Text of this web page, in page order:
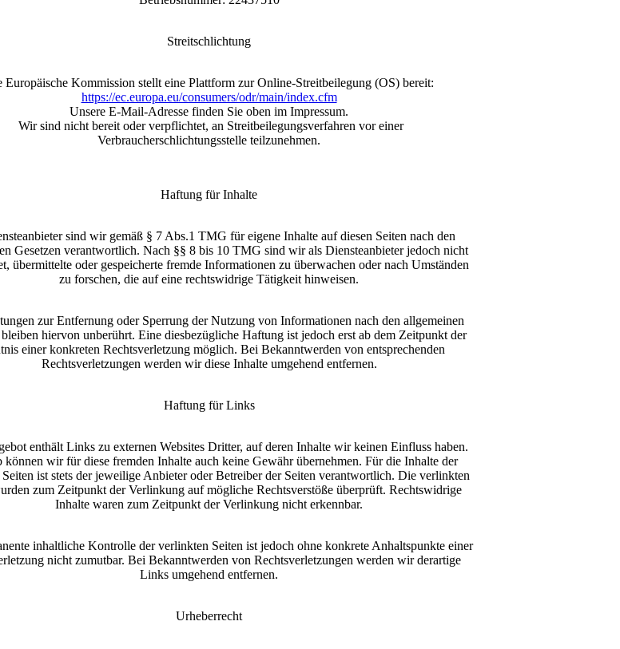
Streitschlichtung
Europäische Kommission stellt eine Plattform zur Online-Streitbeilegung (OS) bereit:
https://ec.europa.eu/consumers/odr/main/index.cfm
Unsere E-Mail-Adresse finden Sie oben im Impressum.
Wir sind nicht bereit oder verpflichtet, an Streitbeilegungsverfahren vor einer
Verbraucherschlichtungsstelle teilzunehmen.
Haftung für Inhalte
sind wir gemäß § 7 Abs.1 TMG für eigene Inhalte auf diesen Seiten nach den
Gesetzen verantwortlich. Nach §§ 8 bis 10 TMG sind wir als Diensteanbieter jedoch nicht
übermittelte oder gespeicherte fremde Informationen zu überwachen oder nach Umständen
zu forschen, die auf eine rechtswidrige Tätigkeit hinweisen.
zur Entfernung oder Sperrung der Nutzung von Informationen nach den allgemeinen
bleiben hiervon unberührt. Eine diesbezügliche Haftung ist jedoch erst ab dem Zeitpunkt der
einer konkreten Rechtsverletzung möglich. Bei Bekanntwerden von entsprechenden
Rechtsverletzungen werden wir diese Inhalte umgehend entfernen.
Haftung für Links
enthält Links zu externen Websites Dritter, auf deren Inhalte wir keinen Einfluss haben.
können wir für diese fremden Inhalte auch keine Gewähr übernehmen. Für die Inhalte der
ist stets der jeweilige Anbieter oder Betreiber der Seiten verantwortlich. Die verlinkten
zum Zeitpunkt der Verlinkung auf mögliche Rechtsverstöße überprüft. Rechtswidrige
Inhalte waren zum Zeitpunkt der Verlinkung nicht erkennbar.
inhaltliche Kontrolle der verlinkten Seiten ist jedoch ohne konkrete Anhaltspunkte einer
nicht zumutbar. Bei Bekanntwerden von Rechtsverletzungen werden wir derartige
Links umgehend entfernen.
Urheberrecht